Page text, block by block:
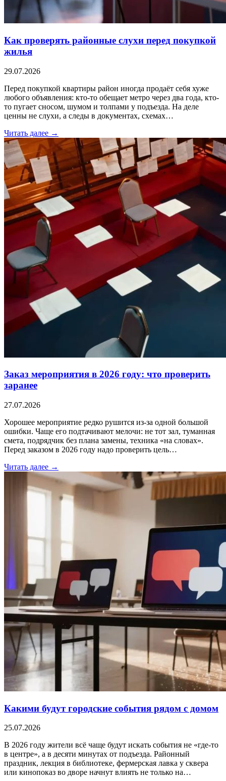
Как проверять районные слухи перед покупкой
жилья
29.07.2026
Перед покупкой квартиры район иногда продаёт себя хуже
любого объявления: кто-то обещает метро через два года, кто-
то пугает сносом, шумом и толпами у подъезда. На деле
ценны не слухи, а следы в документах, схемах…
Читать далее →
Заказ мероприятия в 2026 году: что проверить
заранее
27.07.2026
Хорошее мероприятие редко рушится из-за одной большой
ошибки. Чаще его подтачивают мелочи: не тот зал, туманная
смета, подрядчик без плана замены, техника «на словах».
Перед заказом в 2026 году надо проверить цель…
Читать далее →
Какими будут городские события рядом с домом
25.07.2026
В 2026 году жители всё чаще будут искать события не «где-то
в центре», а в десяти минутах от подъезда. Районный
праздник, лекция в библиотеке, фермерская лавка у сквера
или кинопоказ во дворе начнут влиять не только на…